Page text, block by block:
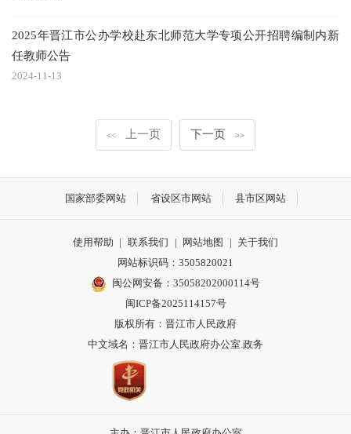
2025年晋江市公办学校赴东北师范大学专项公开招聘编制内新
任教师公告
2024-11-13
<< 上一页 下一页 >>
国家部委网站 省设区市网站 县市区网站
使用帮助 | 联系我们 | 网站地图 | 关于我们
网站标识码：3505820021
闽公网安备：35058202000114号
闽ICP备2025114157号
版权所有：晋江市人民政府
中文域名：晋江市人民政府办公室.政务